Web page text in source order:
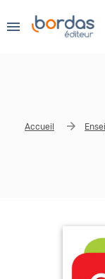
Se souvenir
Accueil